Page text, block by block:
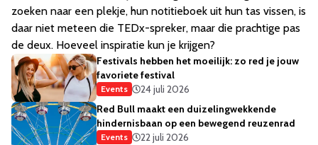
zoeken naar een plekje, hun notitieboek uit hun tas vissen, is
daar niet meteen die TEDx-spreker, maar die prachtige pas
de deux. Hoeveel inspiratie kun je krijgen?
Festivals hebben het moeilijk: zo red je jouw
favoriete festival
Events
24 juli 2026
Red Bull maakt een duizelingwekkende
hindernisbaan op een bewegend reuzenrad
Events
22 juli 2026